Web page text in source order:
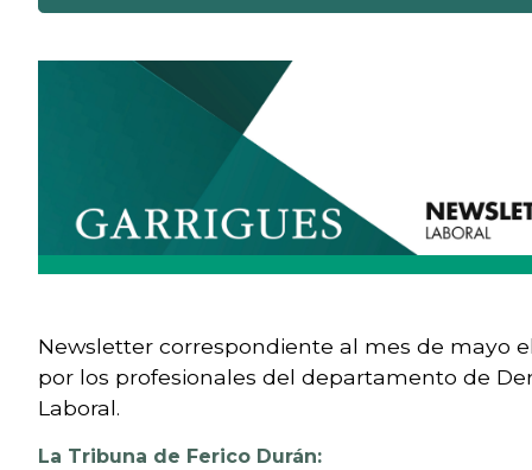
Newsletter correspondiente al mes de mayo
por los profesionales del departamento de
Laboral.
La Tribuna de Ferico Durán: